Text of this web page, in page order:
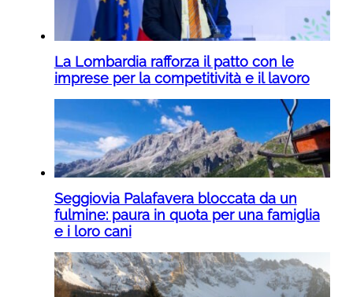
La Lombardia rafforza il patto con le
imprese per la competitività e il lavoro
Seggiovia Palafavera bloccata da un
fulmine: paura in quota per una famiglia
e i loro cani